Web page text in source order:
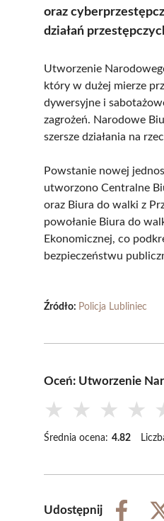
oraz
działań
Utworzenie
który w dużej mierze
dywersyjne i
zagrożeń. Narodowe
szersze działania na
Powstanie nowej
utworzono Centralne
oraz Biura do walki z
powołanie Biura do
Ekonomicznej, co
bezpieczeństwu
Źródło: Policja Lubliniec
Oceń: Utworzenie
★ ★ ★ ★
Średnia ocena: 4.82
Udostępnij
Share